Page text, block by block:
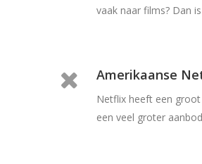
vaak naar films? Dan
Amerikaanse
Netflix heeft een
een veel groter